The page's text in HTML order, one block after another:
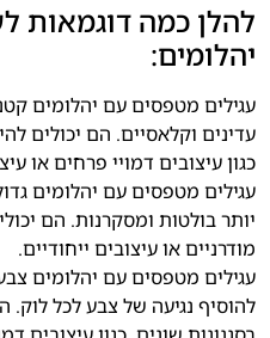
להלן כמה דוגמאות
יהלומים:
עגילים מטפסים עם יהלומים
עדינים וקלאסיים. הם יכולים
כגון עיצובים דמויי פרחים או
עגילים מטפסים עם יהלומים
יותר בולטות ומסקרנות. הם
מודרניים או עיצובים ייחודיים.
עגילים מטפסים עם יהלומים
להוסיף נגיעה של צבע לכל לוק.